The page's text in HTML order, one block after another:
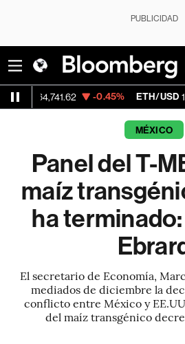
PUBLICIDAD
-0.45% ETH/USD 1,911.86
MÉXICO
Panel del T-
maíz
ha
El secretario de Economía,
mediados de diciembre la
conflicto entre México y
del maíz transgénico